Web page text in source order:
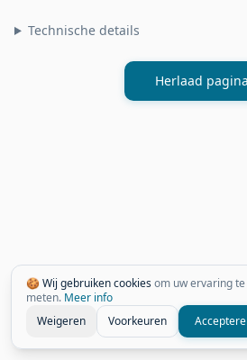
🍪 Wij gebruiken cookiesom uw ervaring
meten. Meer info
Weigeren
Voorkeuren
Technische details
Herlaad pagina